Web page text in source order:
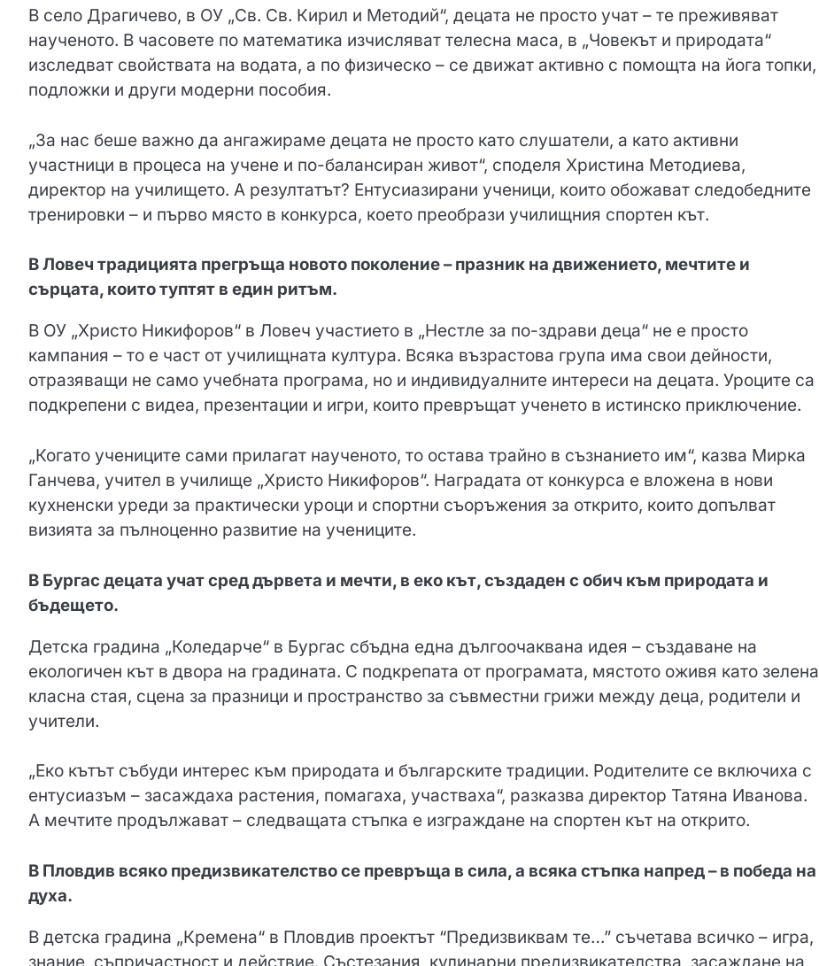
В село Драгичево, в ОУ „Св. Св. Кирил и Методий“, децата не просто учат – те преживяват
наученото. В часовете по математика изчисляват телесна маса, в „Човекът и природата“
изследват свойствата на водата, а по физическо – се движат активно с помощта на йога топки,
подложки и други модерни пособия.
„За нас беше важно да ангажираме децата не просто като слушатели, а като активни
участници в процеса на учене и по-балансиран живот“, споделя Христина Методиева,
директор на училището. А резултатът? Ентусиазирани ученици, които обожават следобедните
тренировки – и първо място в конкурса, което преобрази училищния спортен кът.
В Ловеч традицията прегръща новото поколение – празник на движението, мечтите и
сърцата, които туптят в един ритъм.
В ОУ „Христо Никифоров“ в Ловеч участието в „Нестле за по-здрави деца“ не е просто
кампания – то е част от училищната култура. Всяка възрастова група има свои дейности,
отразяващи не само учебната програма, но и индивидуалните интереси на децата. Уроците са
подкрепени с видеа, презентации и игри, които превръщат ученето в истинско приключение.
„Когато учениците сами прилагат наученото, то остава трайно в съзнанието им“, казва Мирка
Ганчева, учител в училище „Христо Никифоров“. Наградата от конкурса е вложена в нови
кухненски уреди за практически уроци и спортни съоръжения за открито, които допълват
визията за пълноценно развитие на учениците.
В Бургас децата учат сред дървета и мечти, в еко кът, създаден с обич към природата и
бъдещето.
Детска градина „Коледарче“ в Бургас сбъдна една дългоочаквана идея – създаване на
екологичен кът в двора на градината. С подкрепата от програмата, мястото оживя като зелена
класна стая, сцена за празници и пространство за съвместни грижи между деца, родители и
учители.
„Еко кътът събуди интерес към природата и българските традиции. Родителите се включиха с
ентусиазъм – засаждаха растения, помагаха, участваха“, разказва директор Татяна Иванова.
А мечтите продължават – следващата стъпка е изграждане на спортен кът на открито.
В Пловдив всяко предизвикателство се превръща в сила, а всяка стъпка напред – в победа на
духа.
В детска градина „Кремена“ в Пловдив проектът “Предизвиквам те…” съчетава всичко – игра,
знание, съпричастност и действие. Състезания, кулинарни предизвикателства, засаждане на